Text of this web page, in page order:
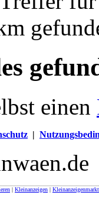
einen
|
| Kleinanzeigen | Kleinanzeigenmarkt